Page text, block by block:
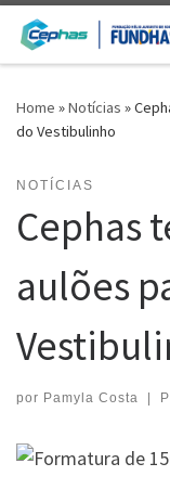
Skip to content
Home »Notícias »
do Vestibulinho
NOTÍCIAS
Cephas
aulões
por Pamyla Costa |